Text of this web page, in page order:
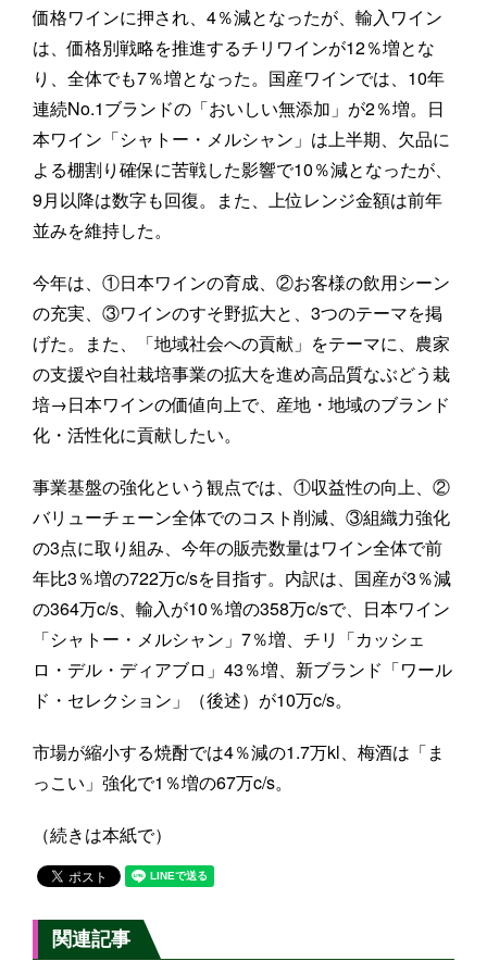
価格ワインに押され、4％減となったが、輸入ワイン
は、価格別戦略を推進するチリワインが12％増とな
り、全体でも7％増となった。国産ワインでは、10年
連続No.1ブランドの「おいしい無添加」が2％増。日
本ワイン「シャトー・メルシャン」は上半期、欠品に
よる棚割り確保に苦戦した影響で10％減となったが、
9月以降は数字も回復。また、上位レンジ金額は前年
並みを維持した。
今年は、①日本ワインの育成、②お客様の飲用シーン
の充実、③ワインのすそ野拡大と、3つのテーマを掲
げた。また、「地域社会への貢献」をテーマに、農家
の支援や自社栽培事業の拡大を進め高品質なぶどう栽
培→日本ワインの価値向上で、産地・地域のブランド
化・活性化に貢献したい。
事業基盤の強化という観点では、①収益性の向上、②
バリューチェーン全体でのコスト削減、③組織力強化
の3点に取り組み、今年の販売数量はワイン全体で前
年比3％増の722万c/sを目指す。内訳は、国産が3％減
の364万c/s、輸入が10％増の358万c/sで、日本ワイン
「シャトー・メルシャン」7％増、チリ「カッシェ
ロ・デル・ディアブロ」43％増、新ブランド「ワール
ド・セレクション」（後述）が10万c/s。
市場が縮小する焼酎では4％減の1.7万kl、梅酒は「ま
っこい」強化で1％増の67万c/s。
（続きは本紙で）
関連記事